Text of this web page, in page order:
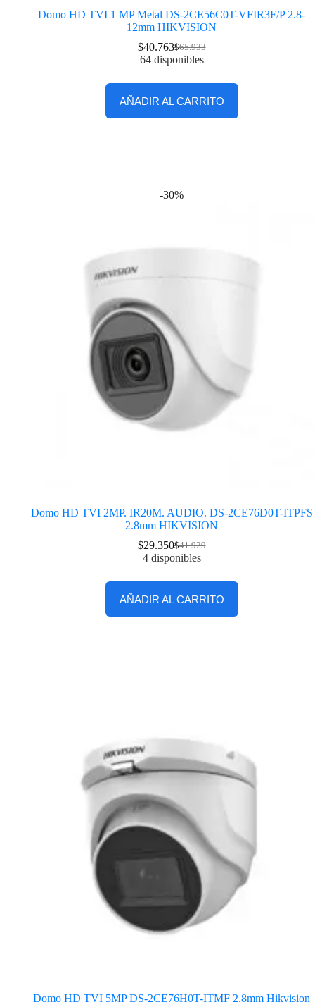
Domo HD TVI 1 MP Metal DS-2CE56C0T-VFIR3F/P 2.8-
12mm HIKVISION
$65.933
$40.763
64 disponibles
AÑADIR AL CARRITO
-30%
Domo HD TVI 2MP. IR20M. AUDIO. DS-2CE76D0T-ITPFS
2.8mm HIKVISION
$41.929
$29.350
4 disponibles
AÑADIR AL CARRITO
Domo HD TVI 5MP DS-2CE76H0T-ITMF 2.8mm Hikvision